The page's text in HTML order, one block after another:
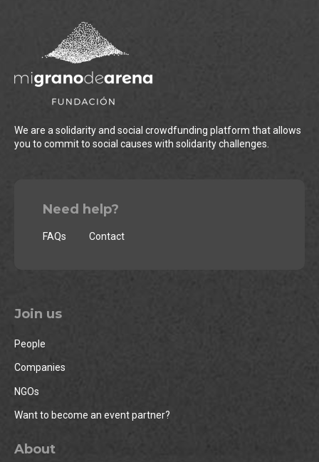
We are a solidarity and social crowdfunding platform that allows
you to commit to social causes with solidarity challenges.
Need help?
FAQs Contact
Join us
People
Companies
NGOs
Want to become an event partner?
About